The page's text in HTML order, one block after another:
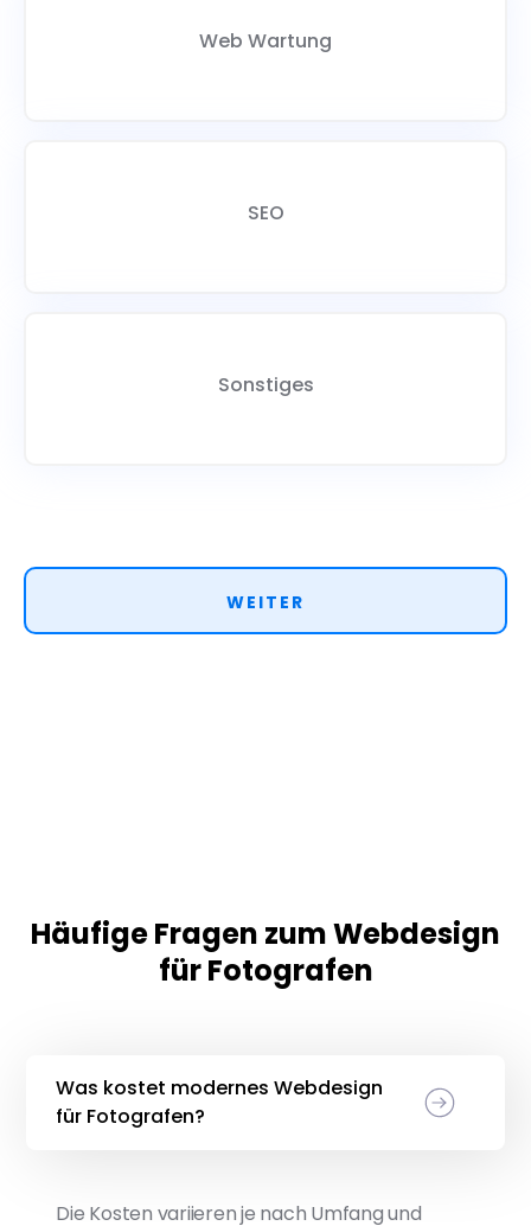
Web Wartung
SEO
Sonstiges
WEITER
Häufige Fragen zum Webdesign
für Fotografen
Was kostet modernes Webdesign
für Fotografen?
Die Kosten variieren je nach Umfang und